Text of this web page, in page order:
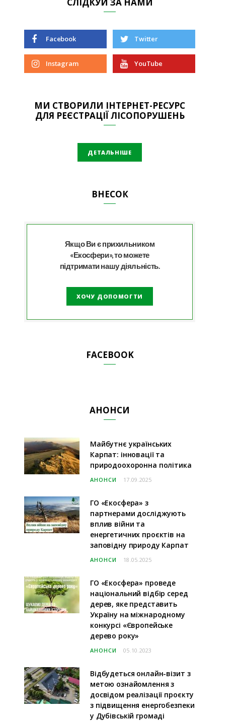
Facebook Twitter
Instagram YouTube
МИ СТВОРИЛИ ІНТЕРНЕТ-РЕСУРС
ДЛЯ РЕЄСТРАЦІЇ ЛІСОПОРУШЕНЬ
ДЕТАЛЬНІШЕ
ВНЕСОК
Якщо Ви є прихильником
«Екосфери», то можете
підтримати нашу діяльність.
ХОЧУ ДОПОМОГТИ
FACEBOOK
АНОНСИ
Майбутнє українських
Карпат: інновації та
природоохоронна політика
АНОНСИ 17.09.2025
ГО «Екосфера» з
партнерами досліджують
вплив війни та
енергетичних проєктів на
заповідну природу Карпат
АНОНСИ 18.05.2025
ГО «Екосфера» проведе
національний відбір серед
дерев, яке представить
Україну на міжнародному
конкурсі «Європейське
дерево року»
АНОНСИ 05.10.2023
Відбудеться онлайн-візит з
метою ознайомлення з
досвідом реалізації проєкту
з підвищення енергобезпеки
у Дубівській громаді